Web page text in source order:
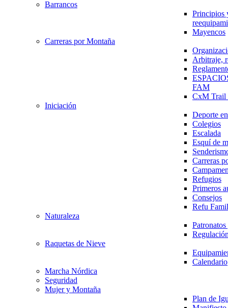
Barrancos
Principios
Mayencos
Carreras por Montaña
Arbitraje,
FAM
CxM
Iniciación
Deporte
Colegios
Escalada
Esquí de
Carreras
Refugios
Primeros
Consejos
Refu
Naturaleza
Raquetas de Nieve
Calendario
Marcha Nórdica
Seguridad
Mujer y Montaña
Plan de